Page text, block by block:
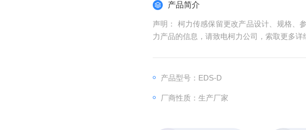
产品简介
声明： 柯力传感保留更改产品设计、规格、
力产品的信息，请致电柯力公司，索取更多详
产品型号：EDS-D
厂商性质：生产厂家